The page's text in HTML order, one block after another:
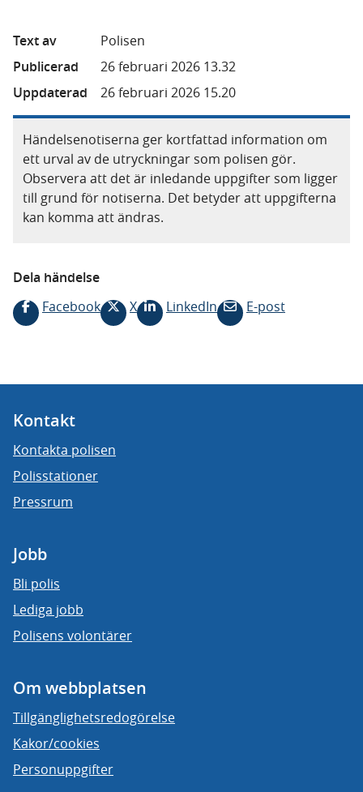
Text av
Polisen
Publicerad
26 februari 2026 13.32
Uppdaterad
26 februari 2026 15.20
Händelsenotiserna ger kortfattad information om
ett urval av de utryckningar som polisen gör.
Observera att det är inledande uppgifter som ligger
till grund för notiserna. Det betyder att uppgifterna
kan komma att ändras.
Dela händelse
Facebook
X LinkedIn E-post
Kontakt
Kontakta polisen
Polisstationer
Pressrum
Jobb
Bli polis
Lediga jobb
Polisens volontärer
Om webbplatsen
Tillgänglighetsredogörelse
Kakor/cookies
Personuppgifter